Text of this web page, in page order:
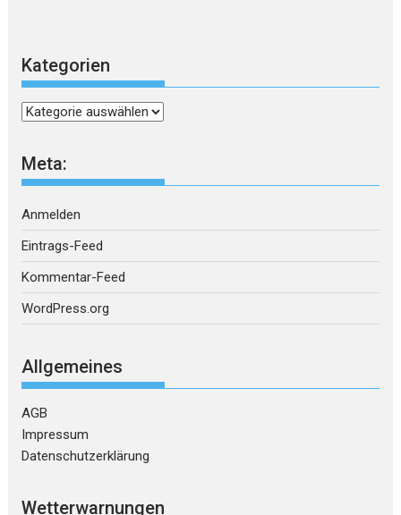
Kategorien
Kategorien
Meta:
Anmelden
Eintrags-Feed
Kommentar-Feed
WordPress.org
Allgemeines
AGB
Impressum
Datenschutzerklärung
Wetterwarnungen